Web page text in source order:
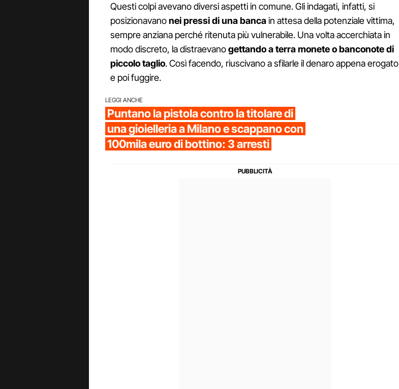
Questi colpi avevano diversi aspetti in comune. Gli indagati, infatti, si
posizionavanonei pressi di una bancain attesa della potenziale vittima,
sempre anziana perché ritenuta più vulnerabile. Una volta accerchiata in
modo discreto, la distraevanogettando a terra monete o banconote di
piccolo taglio. Così facendo, riuscivano a sfilarle il denaro appena erogato
e poi fuggire.
LEGGI ANCHE
Puntano la pistola contro la titolare di
una gioielleria a Milano e scappano con
100mila euro di bottino: 3 arresti